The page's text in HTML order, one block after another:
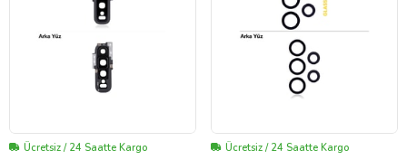
Ücretsiz / 24 Saatte Kargo Ücretsiz / 24 Saatte Kargo